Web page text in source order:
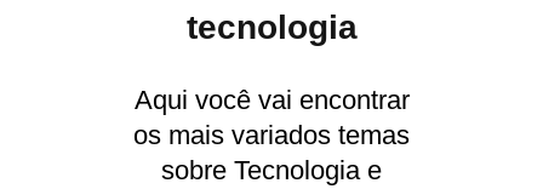
tecnologia
Aqui você vai encontrar
os mais variados temas
sobre Tecnologia e